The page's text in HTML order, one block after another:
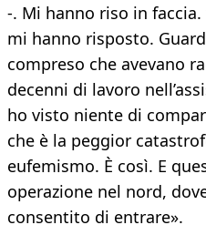
-. Mi hanno riso in faccia.
mi hanno risposto.
compreso che avevano
decenni di lavoro
ho visto niente di
che è la peggior
eufemismo. È così. E
operazione nel nord,
consentito di entrare».